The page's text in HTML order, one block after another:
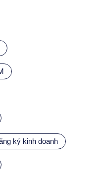
ký kinh doanh